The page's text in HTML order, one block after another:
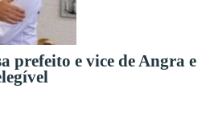
prefeito e vice de Angra e